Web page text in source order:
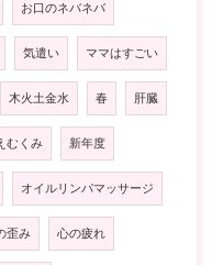
お口のネバネバ
気遣い ママはすごい
木火土金水 春 肝臓
むくみ 新年度
オイルリンパマッサージ
歪み 心の疲れ